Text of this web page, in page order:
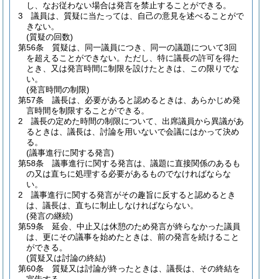
し、なお従わない場合は発言を禁止することができる。
3
議員は、質疑に当たっては、自己の意見を述べることがで
きない。
(質疑の回数)
第56条
質疑は、同一議員につき、同一の議題について3回
を超えることができない。 ただし、特に議長の許可を得た
とき、又は発言時間に制限を設けたときは、この限りでな
い。
(発言時間の制限)
第57条
議長は、必要があると認めるときは、あらかじめ発
言時間を制限することができる。
2
議長の定めた時間の制限について、出席議員から異議があ
るときは、議長は、討論を用いないで会議にはかって決め
る。
(議事進行に関する発言)
第58条
議事進行に関する発言は、議題に直接関係のあるも
の又は直ちに処理する必要があるものでなければならな
い。
2
議事進行に関する発言がその趣旨に反すると認めるとき
は、議長は、直ちに制止しなければならない。
(発言の継続)
第59条
延会、中止又は休憩のため発言が終らなかった議員
は、更にその議事を始めたときは、前の発言を続けること
ができる。
(質疑又は討論の終結)
第60条
質疑又は討論が終ったときは、議長は、その終結を